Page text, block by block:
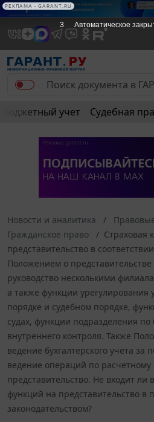
Бюджетный учет Судебная
Новости и аналитика
Гражданское право
Страховая
представительство в
Положением о
руководство несколькими
а также функции урегулирования
порядке и судебном порядке,
судах, функции подразделения по
внутреннего контроля. Также
ведение бухгалтерского учета
ведение операций по расчетному
представительство. Не входит
функций на представительство в
законодательством?
3 Автоматическое
РЕКЛАМА • GARANT.RU